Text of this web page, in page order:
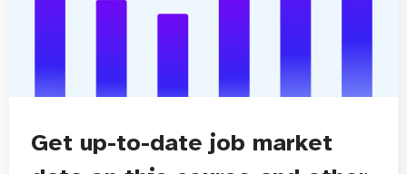
Get up-to-date job market